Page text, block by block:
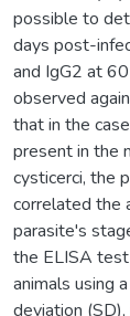
possible to
days post-
and IgG2 at
observed
that in the
present in the
cysticerci, the
correlated the
parasite's
the ELISA
animals using
deviation